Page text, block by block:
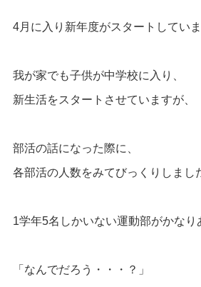
4月に入り新年度がスタートしていま
我が家でも子供が中学校に入り、
新生活をスタートさせていますが、
部活の話になった際に、
各部活の人数をみてびっくりしまし
1学年5名しかいない運動部がかなり
「なんでだろう・・・？」